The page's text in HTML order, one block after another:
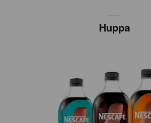
Huppa